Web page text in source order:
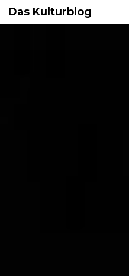
Das Kulturblog